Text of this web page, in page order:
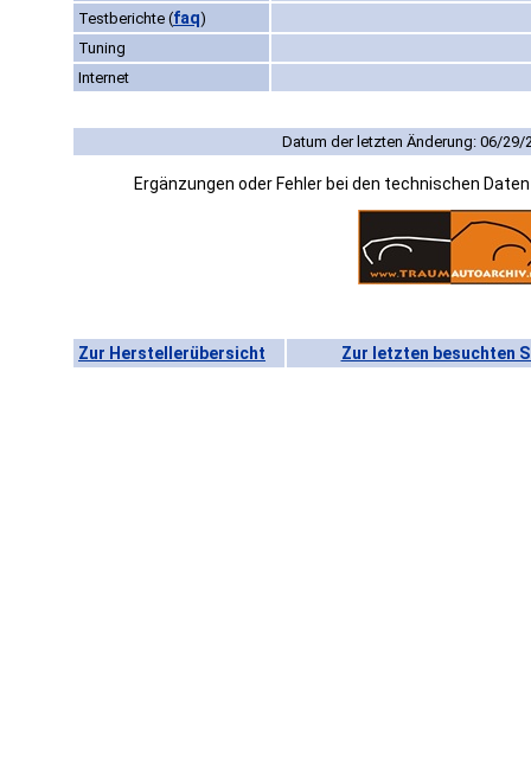
Testberichte (faq)
Tuning
Internet
Datum der letzten Änderung: 06/29/
Ergänzungen oder Fehler bei den technischen
Zur Herstellerübersicht Zur letzten besuchten